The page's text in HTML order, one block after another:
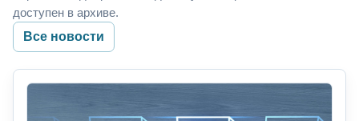
доступен в архиве.
Все новости